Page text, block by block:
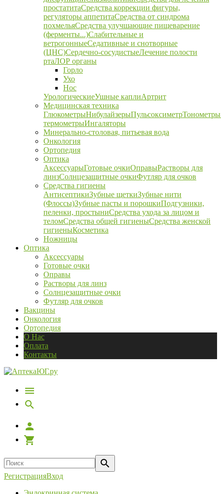
простатитаСредства коррекции фигуры,
регуляторы аппетитаСредства от синдрома
похмельяСредства улучшающие пищеварение
(ферменты...)Слабительные и
ветрогонныеСедативные и снотворные
(ЦНС)Сердечно-сосудистыеЛечение полости
ртаЛОР органы
Горло
Ухо
Нос
УрологическиеУшные каплиАртрит
Медицинская техника
ГлюкометрыНибулайзерыПульсоксиметрТонометры
термометрыИнгаляторы
Минерально-столовая, питьевая вода
Онкология
Ортопедия
Оптика
АксессуарыГотовые очкиОправыРастворы для
линзСолнцезащитные очкиФутляр для очков
Средства гигиены
АнтисептикиЗубные щеткиЗубные нити
(Флоссы)Зубные пасты и порошкиПодгузники,
пеленки, простыниСредства ухода за лицом и
теломСредства общей гигиеныСредства женской
гигиеныКосметика
Ножницы
Оптика
Аксессуары
Готовые очки
Оправы
Растворы для линз
Солнцезащитные очки
Футляр для очков
Вакцины
Онкология
Ортопедия
О Нас
Оплата
Контакты
РегистрацияВход